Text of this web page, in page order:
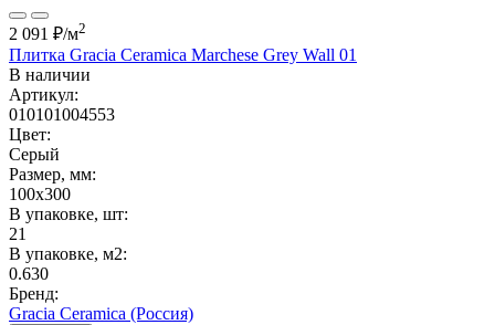
2 091 ₽/м2
Плитка Gracia Ceramica Marchese Grey Wall 01
В наличии
Артикул:
010101004553
Цвет:
Серый
Размер, мм:
100x300
В упаковке, шт:
21
В упаковке, м2:
0.630
Бренд:
Gracia Ceramica (Россия)